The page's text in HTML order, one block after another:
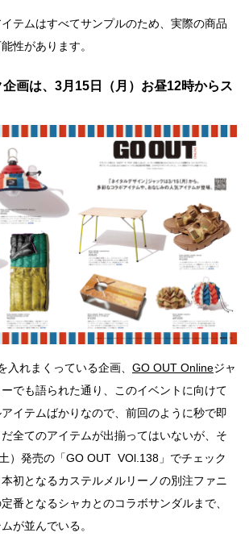
テムはすべてサンプルのため、実際の商品
性があります。
画は、3月15日（月）お昼12時からス
入れまくっている企画、 GO OUT Onlineジャ
でも語られた通り、このイベントに向けて
イテムばかりなので、前回のように秒で即
全てのアイテムが出揃ってはいないが、そ
）発売の「GO OUT VOl.138」でチェック
初となるカステルメルリーノの別注ファニ
番となるシャカとのコラボサンダルまで、
が並んでいる。